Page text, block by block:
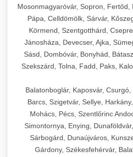
Mosonmagyaróvár, Sopron, Fertőd,
Pápa, Celldömölk, Sárvár,
Körmend, Szentgotthárd,
Jánosháza, Devecser, Ajka,
Sásd, Dombóvár, Bonyhád,
Szekszárd, Tolna, Fadd, Paks,
Balatonboglár, Kaposvár,
Barcs, Szigetvár, Sellye,
Mohács, Pécs, Szentlőrinc
Simontornya, Enying,
Sárbogárd, Dunaújváros,
Gárdony, Székesfehérvár,